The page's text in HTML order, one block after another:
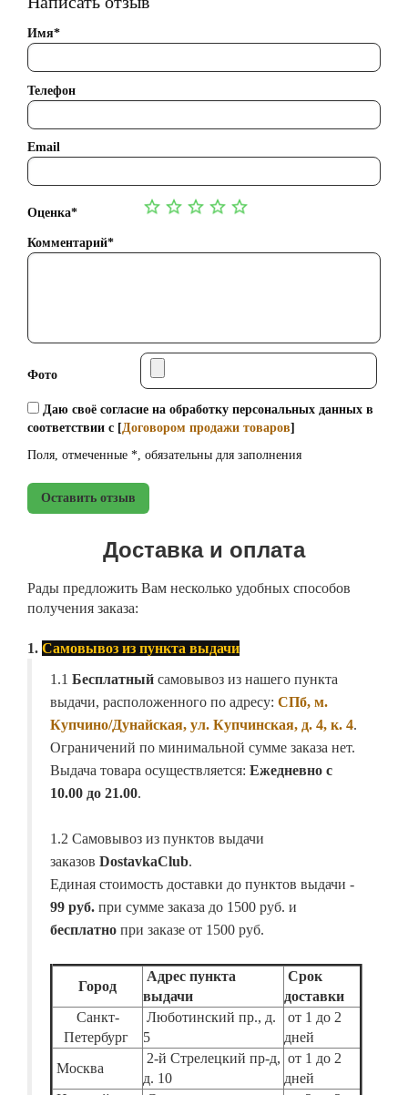
Имя*
Телефон
Email
Оценка*
Комментарий*
Фото
Даю своё согласие на обработку персональных данных в
соответствии с [Договором продажи товаров]
Поля, отмеченные *, обязательны для заполнения
Оставить отзыв
Доставка и оплата
Рады предложить Вам несколько удобных способов
получения заказа:
1. Самовывоз из пункта выдачи
1.1 Бесплатный самовывоз из нашего пункта
выдачи, расположенного по адресу: СПб, м.
Купчино/Дунайская, ул. Купчинская, д. 4, к. 4.
Ограничений по минимальной сумме заказа нет.
Выдача товара осуществляется: Ежедневно с
10.00 до 21.00.
1.2 Самовывоз из пунктов выдачи
заказов DostavkaClub.
Единая стоимость доставки до пунктов выдачи -
99 руб. при сумме заказа до 1500 руб. и
бесплатно при заказе от 1500 руб.
Город
Адрес пункта
выдачи
Срок
доставки
Санкт-
Петербург
Люботинский пр., д.
5
от 1 до 2
дней
Москва
2-й Стрелецкий пр-д,
д. 10
от 1 до 2
дней